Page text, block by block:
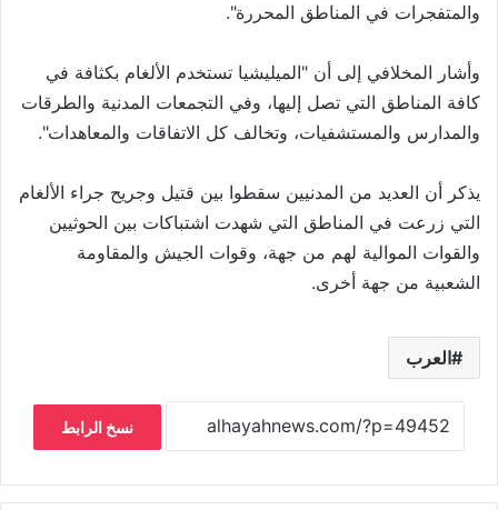
والمتفجرات في المناطق المحررة".
وأشار المخلافي إلى أن "الميليشيا تستخدم الألغام بكثافة في
كافة المناطق التي تصل إليها، وفي التجمعات المدنية والطرقات
والمدارس والمستشفيات، وتخالف كل الاتفاقات والمعاهدات".
يذكر أن العديد من المدنيين سقطوا بين قتيل وجريح جراء الألغام
التي زرعت في المناطق التي شهدت اشتباكات بين الحوثيين
والقوات الموالية لهم من جهة، وقوات الجيش والمقاومة
الشعبية من جهة أخرى.
العرب
نسخ الرابط